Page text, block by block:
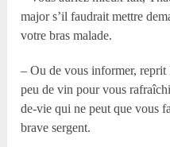
major s’il faudrait mettre
votre bras malade.
– Ou de vous informer, reprit
peu de vin pour vous
de-vie qui ne peut que vous
brave sergent.